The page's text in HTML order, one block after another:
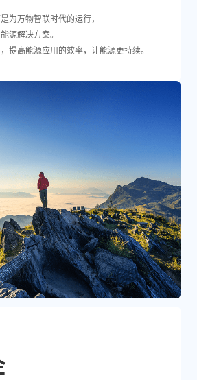
为万物智联时代的运行，
源解决方案。
提高能源应用的效率，让能源更持续。